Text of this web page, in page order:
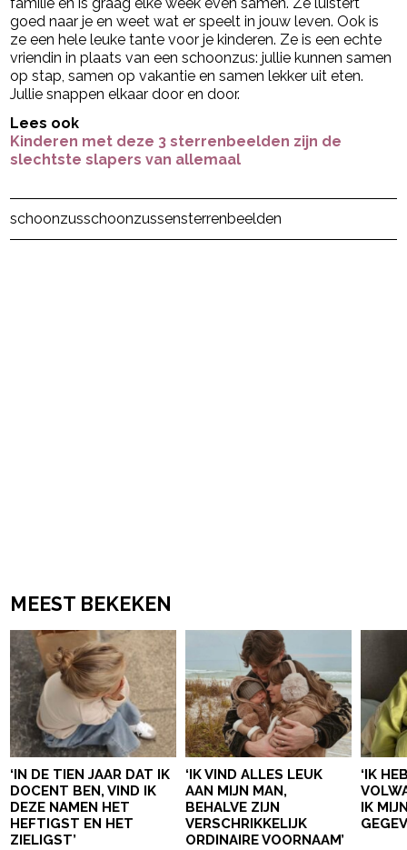
goed naar je en weet wat er speelt in jouw leven. Ook is
ze een hele leuke tante voor je kinderen. Ze is een echte
vriendin in plaats van een schoonzus: jullie kunnen samen
op stap, samen op vakantie en samen lekker uit eten.
Jullie snappen elkaar door en door.
Lees ook
Kinderen met deze 3 sterrenbeelden zijn de
slechtste slapers van allemaal
schoonzusschoonzussensterrenbeelden
MEEST BEKEKEN
‘IN DE TIEN JAAR DAT IK
DOCENT BEN, VIND IK
DEZE NAMEN HET
HEFTIGST EN HET
ZIELIGST’
‘IK VIND ALLES LEUK
AAN MIJN MAN,
BEHALVE ZIJN
VERSCHRIKKELIJK
ORDINAIRE VOORNAAM’
‘IK
IK